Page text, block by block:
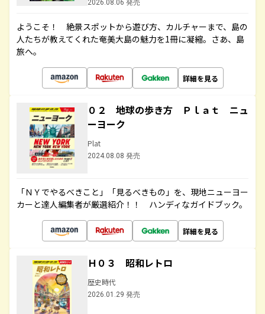
2026.08.06 発売
ようこそ！ 絶景スポットから遊び方、カルチャーまで、島の
人たちが教えてくれた奄美大島の魅力を1冊に凝縮。さあ、島
旅へ。
詳細を見る
０２ 地球の歩き方 Ｐｌａｔ ニュ
ーヨーク
Plat
2024.08.08 発売
「ＮＹでやるべきこと」「見るべきもの」を、現地ニューヨー
カーと達人編集者が厳選紹介！！ ハンディなガイドブック。
詳細を見る
Ｈ０３ 昭和レトロ
歴史時代
2026.01.29 発売